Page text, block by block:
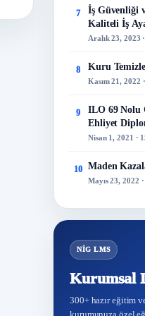
7
İş Güvenliği
Kaliteli İş
Aralık 23, 2023
8 Kuru
Kasım 21, 2022
9
ILO 69 Nolu
Ehliyet
Nisan 1, 2021 ·
10 Maden
Mayıs 23, 2022
NİG LMS
Kurumsal
300+ hazır eğitim